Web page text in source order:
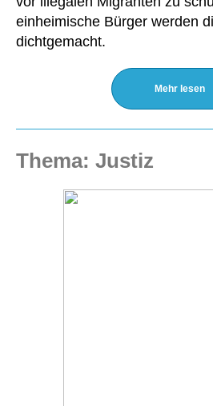
einheimische Bürger werden
dichtgemacht.
Mehr lesen
Thema: Justiz